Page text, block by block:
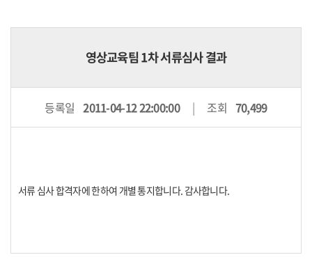
영상교육팀 1차 서류심사 결과
등록일 2011-04-12 22:00:00 조회 70,499
서류 심사 합격자에 한하여 개별 통지합니다. 감사합니다.